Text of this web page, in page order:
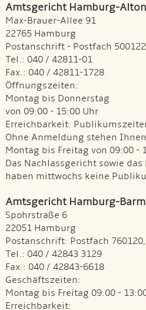
Amtsgericht Hamburg-
Max-Brauer-Allee 91
22765 Hamburg
Postanschrift - Postfach
Tel.: 040 / 42811-01
Fax.: 040 / 42811-1728
Öffnungszeiten:
Montag bis Donnerstag
von 09:00 - 15:00 Uhr
Erreichbarkeit:
Ohne Anmeldung stehen
Montag bis Freitag von 09:00 -
Das Nachlassgericht sowie
haben mittwochs keine
Amtsgericht Hamburg-
Spohrstraße 6
22051 Hamburg
Postanschrift: Postfach
Tel.: 040 / 42843 3129
Fax.: 040 / 42843-6618
Geschäftszeiten:
Montag bis Freitag 09:00 -
Erreichbarkeit: